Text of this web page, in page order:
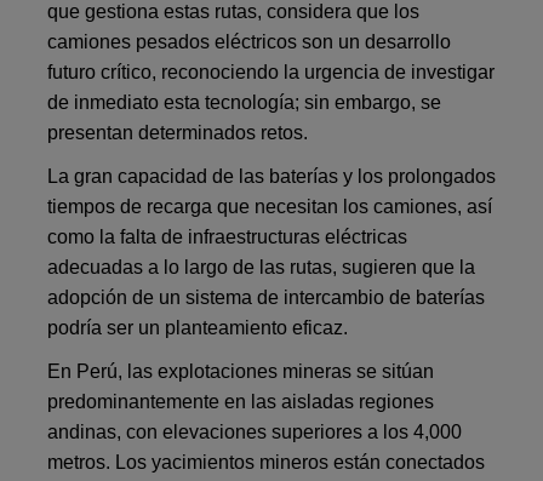
que gestiona estas rutas, considera que los
camiones pesados eléctricos son un desarrollo
futuro crítico, reconociendo la urgencia de investigar
de inmediato esta tecnología; sin embargo, se
presentan determinados retos.
La gran capacidad de las baterías y los prolongados
tiempos de recarga que necesitan los camiones, así
como la falta de infraestructuras eléctricas
adecuadas a lo largo de las rutas, sugieren que la
adopción de un sistema de intercambio de baterías
podría ser un planteamiento eficaz.
En Perú, las explotaciones mineras se sitúan
predominantemente en las aisladas regiones
andinas, con elevaciones superiores a los 4,000
metros. Los yacimientos mineros están conectados